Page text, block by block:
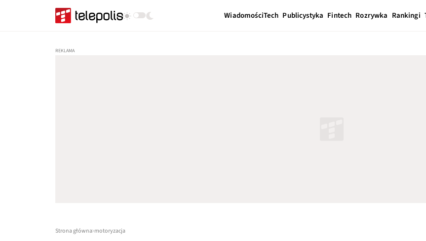
WiadomościTech Publicystyka Fintech Rozrywka Rankingi
Strona główna motoryzacja